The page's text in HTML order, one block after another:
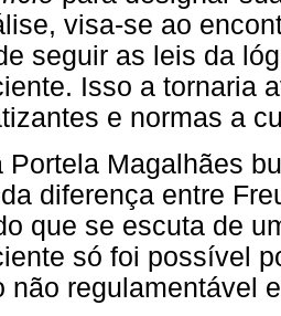
visa-se ao
seguir as leis da
Isso a tornaria
e normas a
Portela Magalhães
diferença entre
que se escuta de
só foi possível
não regulamentável